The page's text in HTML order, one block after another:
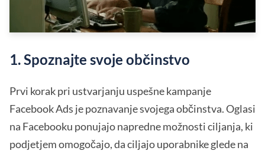
1. Spoznajte svoje občinstvo
Prvi korak pri ustvarjanju uspešne kampanje
Facebook Ads je poznavanje svojega občinstva. Oglasi
na Facebooku ponujajo napredne možnosti ciljanja, ki
podjetjem omogočajo, da ciljajo uporabnike glede na